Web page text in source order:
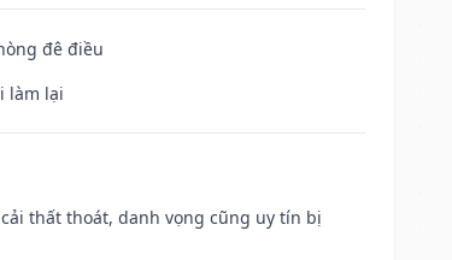
đê điều
làm lại
thất thoát, danh vọng cũng uy tín bị